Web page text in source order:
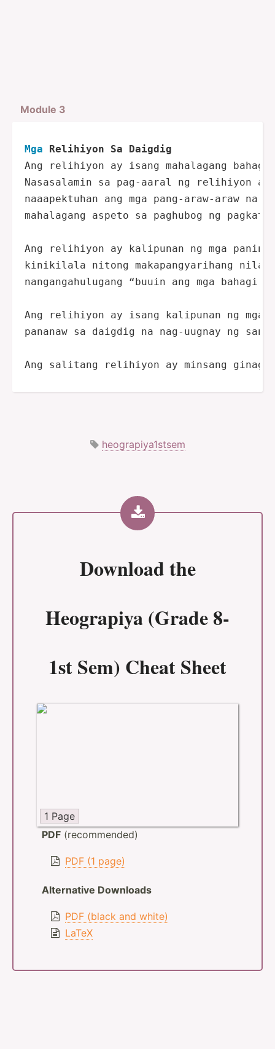
Module 3
Mga Relihiyon Sa Daigdig
Ang relihiyon ay isang mahalagang
Nasasalamin sa pag-aaral ng relihiyon
naaapektuhan ang mga pang-araw-araw
mahalagang aspeto sa paghubog ng
Ang relihiyon ay kalipunan ng mga
kinikilala nitong makapangyarihang
nangangahulugang “buuin ang mga bahagi
Ang relihiyon ay isang kalipunan ng mga
pananaw sa daigdig na nag-uugnay ng
Ang salitang relihiyon ay minsang
heograpiya1stsem
Download the
Heograpiya (Grade 8-
1st Sem) Cheat Sheet
1 Page
PDF (recommended)
PDF (1 page)
Alternative Downloads
PDF (black and white)
LaTeX